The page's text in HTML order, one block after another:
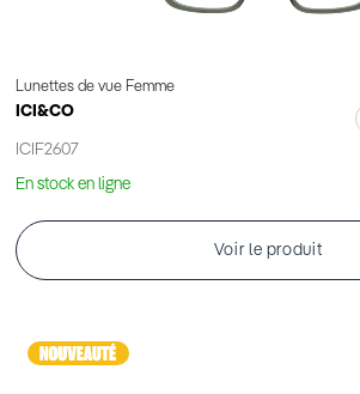
Lunettes de vue Femme
ICI&CO
ICIF2607
En stock en ligne
Voir le produit